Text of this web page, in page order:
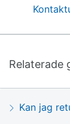
Relaterade
Kan jag